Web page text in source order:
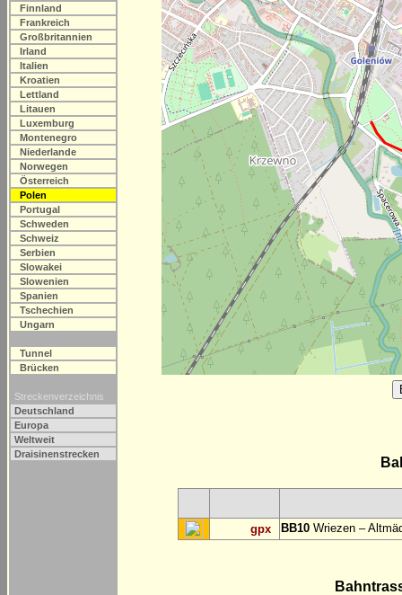
Finnland
Frankreich
Großbritannien
Irland
Italien
Kroatien
Lettland
Litauen
Luxemburg
Montenegro
Niederlande
Norwegen
Österreich
Polen
Portugal
Schweden
Schweiz
Serbien
Slowakei
Slowenien
Spanien
Tschechien
Ungarn
Tunnel
Brücken
Streckenverzeichnis
Deutschland
Europa
Weltweit
Draisinenstrecken
gpx BB10 Wriezen –